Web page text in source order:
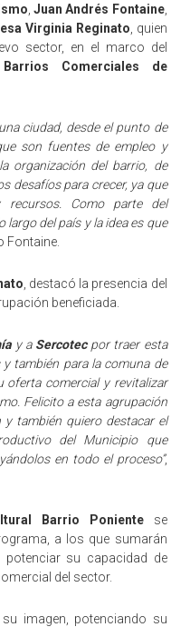
,Juan Andrés Fontaine,
Virginia Reginato , quien
sector, en el marco del
Comerciales de
ciudad, desde el punto de
son fuentes de empleo y
organización del barrio, de
desafíos para crecer, ya que
recursos. Como parte del
del país y la idea es que
Fontaine.
, destacó la presencia del
beneficiada.
y a Sercotecpor traer esta
también para la comuna de
oferta comercial y revitalizar
Felicito a esta agrupación
también quiero destacar el
del Municipio que
en todo el proceso”,
Barrio Ponientese
a los que sumarán
su capacidad de
del sector.
imagen, potenciando su